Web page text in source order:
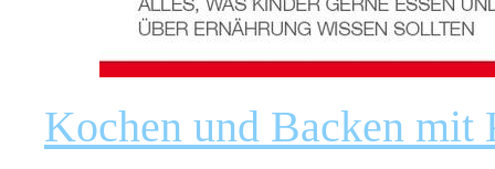
Kochen und Backen mit